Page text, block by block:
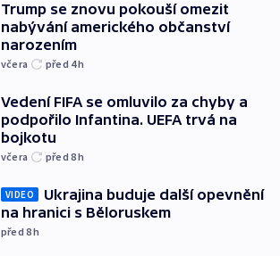
Trump se znovu pokouší omezit
nabývání amerického občanství
narozením
včera před 4h
Vedení FIFA se omluvilo za chyby a
podpořilo Infantina. UEFA trvá na
bojkotu
včera před 8h
VIDEO
Ukrajina buduje další opevnění
na hranici s Běloruskem
před 8h